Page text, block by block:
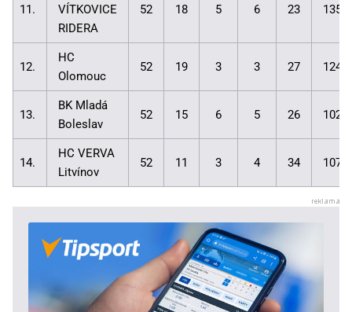
11.
VÍTKOVICE
RIDERA
52 18 5 6 23
12.
HC
Olomouc
52 19 3 3 27
13.
BK Mladá
Boleslav
52 15 6 5 26
14.
HC VERVA
Litvínov
52 11 3 4 34